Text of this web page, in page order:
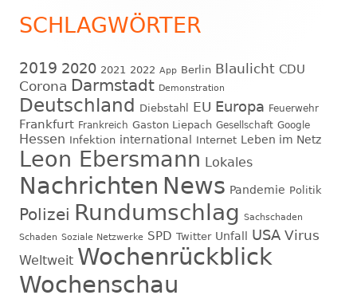
Seitenleiste
SCHLAGWÖRTER
2019 2020 2021 2022 App Berlin Blaulicht CDU
Corona Darmstadt Demonstration
Deutschland Diebstahl EU Europa Feuerwehr
Frankfurt Frankreich Gaston Liepach Gesellschaft Google
Hessen Infektion international Internet Leben im Netz
Leon Ebersmann Lokales
Nachrichten News Pandemie Politik
Polizei Rundumschlag Sachschaden
Schaden Soziale Netzwerke SPD Twitter Unfall USA Virus
Weltweit Wochenrückblick
Wochenschau